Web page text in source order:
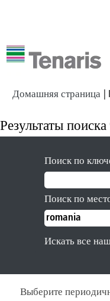
Домашняя страница
Результаты поиска
Поиск по
Поиск по
Выберите